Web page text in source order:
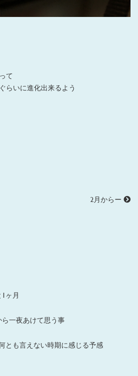
て
らいに進化出来るよう
2月からー
ヶ月
一夜あけて思う事
とも言えない時期に感じる予感